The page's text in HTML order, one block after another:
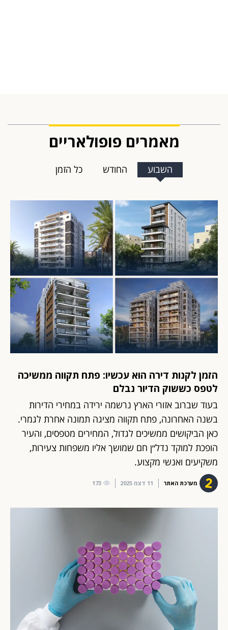
מאמרים פופולאריים
השבוע החודש כל הזמן
הזמן לקנות דירה הוא עכשיו: פתח תקווה ממשיכה
לטפס כששוק הדיור נבלם
בעוד שברוב אזורי הארץ נרשמה ירידה במחירי הדירות
בשנה האחרונה, פתח תקווה מציגה תמונה אחרת לגמרי.
כאן הביקושים ממשיכים לגדול, המחירים מטפסים, והעיר
הופכת למוקד נדל״ן חם שמושך אליו משפחות צעירות,
משקיעים ואנשי מקצוע.
מערכת האתר 11 דצמ 2025 173